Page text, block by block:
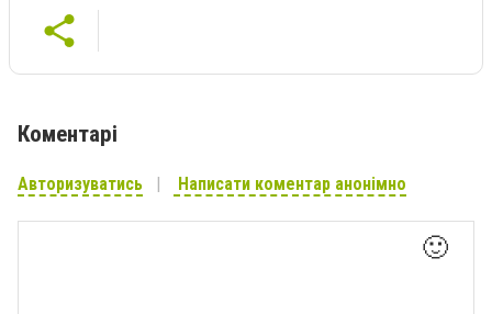
Коментарі
Авторизуватись Написати коментар анонімно
🙂